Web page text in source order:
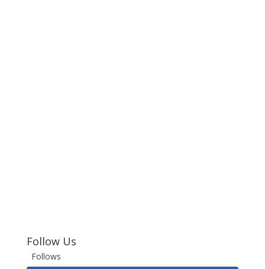
Follow Us
Follows